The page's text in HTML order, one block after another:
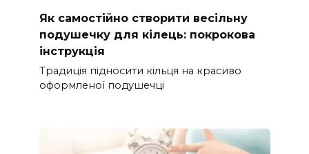
Як самостійно створити весільну
подушечку для кілець: покрокова
інструкція
Традиція підносити кільця на красиво
оформленої подушечці